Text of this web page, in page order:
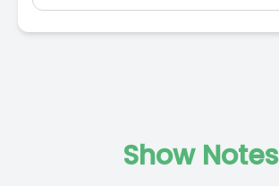
Show Notes